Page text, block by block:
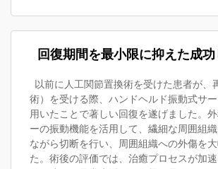
回復期間を最小限に抑えた成
以前に人工関節置換術を受けた患者が、
術）を受ける際、ハンドヘルド振動式サ
用いたことで著しい回復を遂げました。
ーの振動機能を活用して、繊細な周囲組
ながら切断を行い、周囲組織への外傷を
た。術後の評価では、治癒プロセスが加